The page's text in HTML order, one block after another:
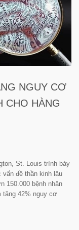
NGUY CƠ
CHO HÀNG
St. Louis trình bày
vấn đề thần kinh lâu
150.000 bệnh nhân
tăng 42% nguy cơ